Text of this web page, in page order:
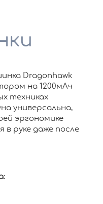
Dragonhawk
на 1200мАч
техниках
универсальна,
эргономике
в руке даже после